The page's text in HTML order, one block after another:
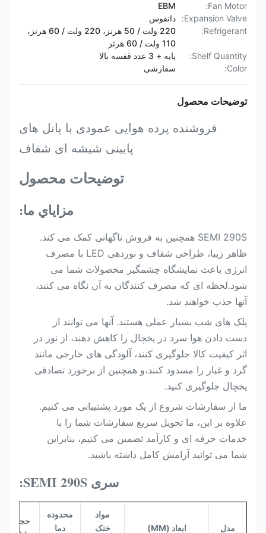
Fan Motor:
EBM
Expansion Valve:
دانفوس
Refrigerant:
220 ولت / 50 هرتز، 220 ولت / 60 هرتز،
110 ولت / 60 هرتز
Shelf Quantity:
پایه + 3 عدد قفسه بالا
Color:
سفارشی
توضیحات محصول
فروشنده پرده هوایی عمودی با پانل های
پایینی شیشه ای شفاف
توضیحات محصول
مزاياي ما:
SEMI 290S همچنین به فروش ناگهانی کمک می کند.
ظاهر زیبا، طراحی شفاف و نوردهی LED با مصرف
انرژی باعث نمایشگاه چشمگیر محصولات شما می
شود.لحظه ای که مصرف کنندگان به آن نگاه می کنند،
آنها جذب خواهند شد.
پلک های شب بسیار عملی هستند. آنها می توانند از
دست دادن هوا سرد در یخچال را کاهش دهند، از نور در
اثر کیفیت کالا جلوگیری کنند، آلودگی های خارجی مانند
گرد و غبار را مسدود کنند،و همچنین از برخورد تصادفی
یخچال جلوگیری کنید.
ما از سفارشات شروع از یک مورد پشتیبانی می کنیم.
علاوه بر این، ما تحویل سریع سفارشات شما را با
خدمات حرفه ای و کارآمد تضمین می کنیم، بنابراین
شما می توانید آرامش کامل داشته باشید.
سری SEMI 290S:
مدل ابعاد (MM)
مواد
خنک
محدوده
دما
حجم